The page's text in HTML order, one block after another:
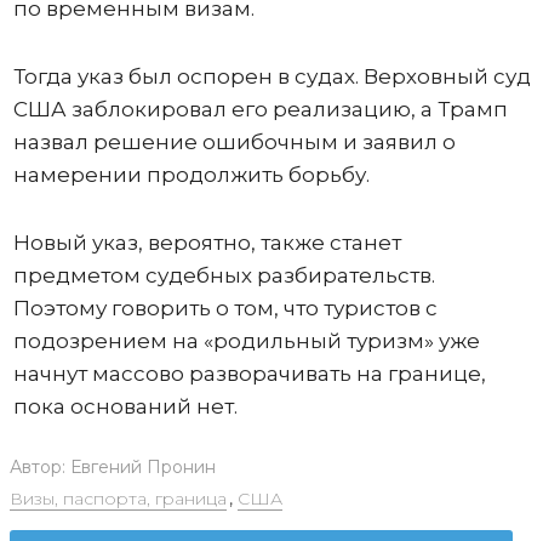
по временным визам.
Тогда указ был оспорен в судах. Верховный суд
США заблокировал его реализацию, а Трамп
назвал решение ошибочным и заявил о
намерении продолжить борьбу.
Новый указ, вероятно, также станет
предметом судебных разбирательств.
Поэтому говорить о том, что туристов с
подозрением на «родильный туризм» уже
начнут массово разворачивать на границе,
пока оснований нет.
Автор: Евгений Пронин
Визы, паспорта, граница , США